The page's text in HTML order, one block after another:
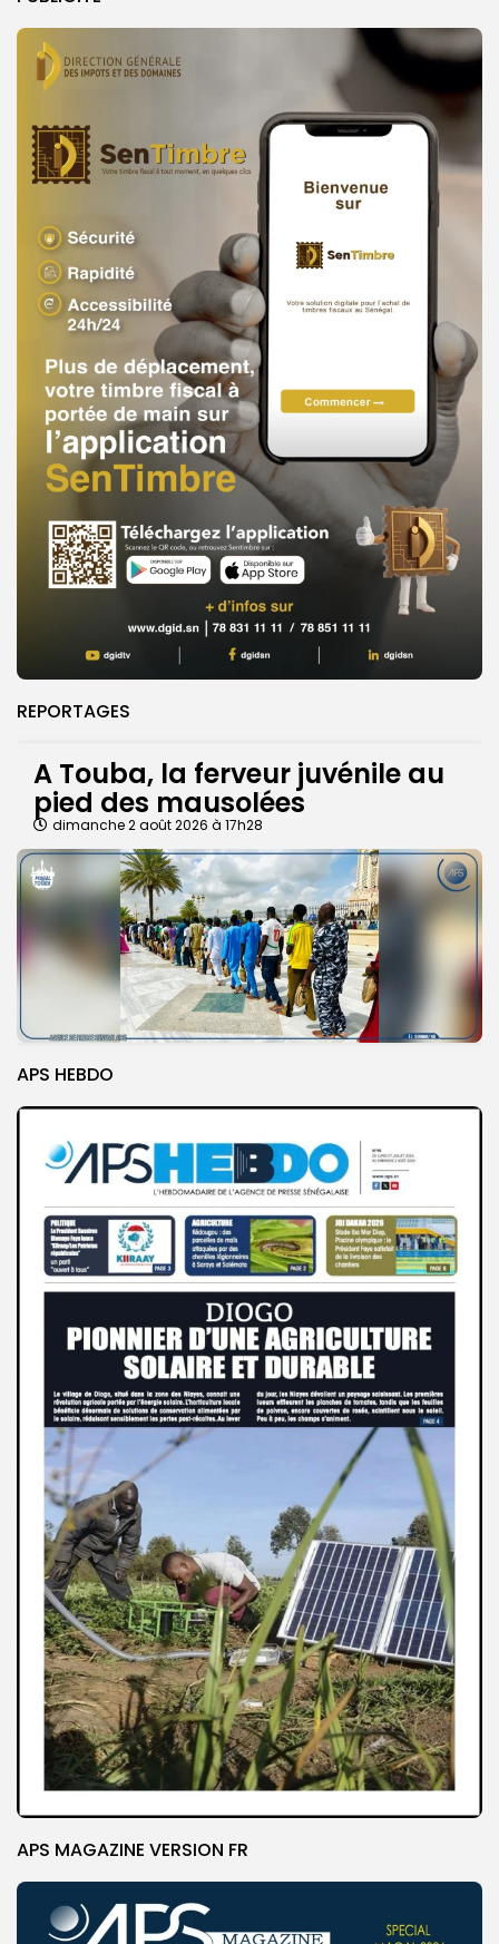
REPORTAGES
A Touba, la ferveur juvénile au
pied des mausolées
dimanche 2 août 2026 à 17h28
APS HEBDO
APS MAGAZINE VERSION FR